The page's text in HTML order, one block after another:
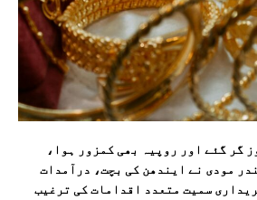
گر گئے اور روپیہ بھی کمزور ہوا،
مودی نے ایندھن کی بچت، درآمدات
سمیت متعدد اقدامات کی ترغیب